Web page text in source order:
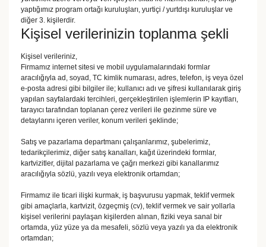
yaptığımız program ortağı kuruluşları, yurtiçi / yurtdışı kuruluşlar ve
diğer 3. kişilerdir.
Kişisel verilerinizin toplanma şekli
Kişisel verileriniz,
Firmamız internet sitesi ve mobil uygulamalarındaki formlar
aracılığıyla ad, soyad, TC kimlik numarası, adres, telefon, iş veya özel
e-posta adresi gibi bilgiler ile; kullanıcı adı ve şifresi kullanılarak giriş
yapılan sayfalardaki tercihleri, gerçekleştirilen işlemlerin IP kayıtları,
tarayıcı tarafından toplanan çerez verileri ile gezinme süre ve
detaylarını içeren veriler, konum verileri şeklinde;
Satış ve pazarlama departmanı çalışanlarımız, şubelerimiz,
tedarikçilerimiz, diğer satış kanalları, kağıt üzerindeki formlar,
kartvizitler, dijital pazarlama ve çağrı merkezi gibi kanallarımız
aracılığıyla sözlü, yazılı veya elektronik ortamdan;
Firmamız ile ticari ilişki kurmak, iş başvurusu yapmak, teklif vermek
gibi amaçlarla, kartvizit, özgeçmiş (cv), teklif vermek ve sair yollarla
kişisel verilerini paylaşan kişilerden alınan, fiziki veya sanal bir
ortamda, yüz yüze ya da mesafeli, sözlü veya yazılı ya da elektronik
ortamdan;